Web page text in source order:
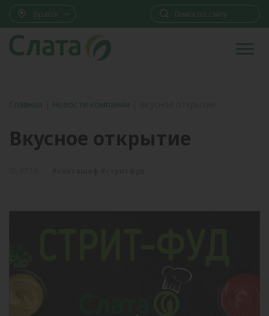
Братск
Главная Новости компании
Вкусное открытие